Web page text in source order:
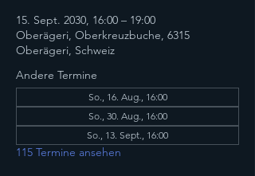
15. Sept. 2030, 16:00 – 19:00
Oberägeri, Oberkreuzbuche, 6315
Oberägeri, Schweiz
Andere Termine
So., 16. Aug., 16:00
So., 30. Aug., 16:00
So., 13. Sept., 16:00
115 Termine ansehen